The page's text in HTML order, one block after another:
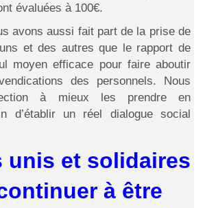
évaluées à 100€.
avons aussi fait part de la prise de
et des autres que le rapport de
moyen efficace pour faire aboutir
des personnels. Nous
à mieux les prendre en
d’établir un réel dialogue social
unis et solidaires
à être